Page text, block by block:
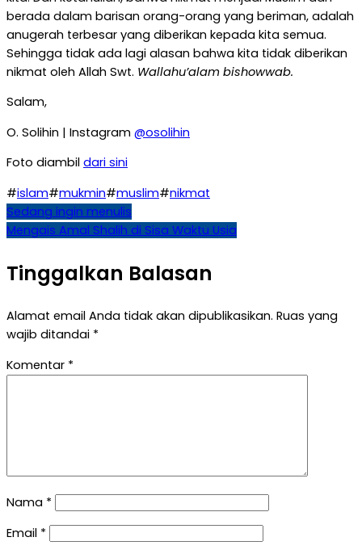
berada dalam barisan orang-orang yang beriman, adalah
anugerah terbesar yang diberikan kepada kita semua.
Sehingga tidak ada lagi alasan bahwa kita tidak diberikan
nikmat oleh Allah Swt. Wallahu’alam bishowwab.
Salam,
O. Solihin | Instagram @osolihin
Foto diambil dari sini
#islam#mukmin#muslim#nikmat
Navigasi
Sedang ingin menulis
Mengais Amal Shalih di Sisa Waktu Usia
Tinggalkan Balasan
Alamat email Anda tidak akan dipublikasikan. Ruas yang
wajib ditandai *
Komentar *
Nama *
Email *